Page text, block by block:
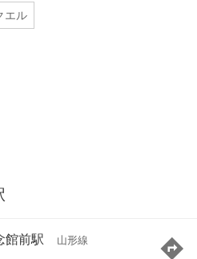
エル
館前駅 山形線